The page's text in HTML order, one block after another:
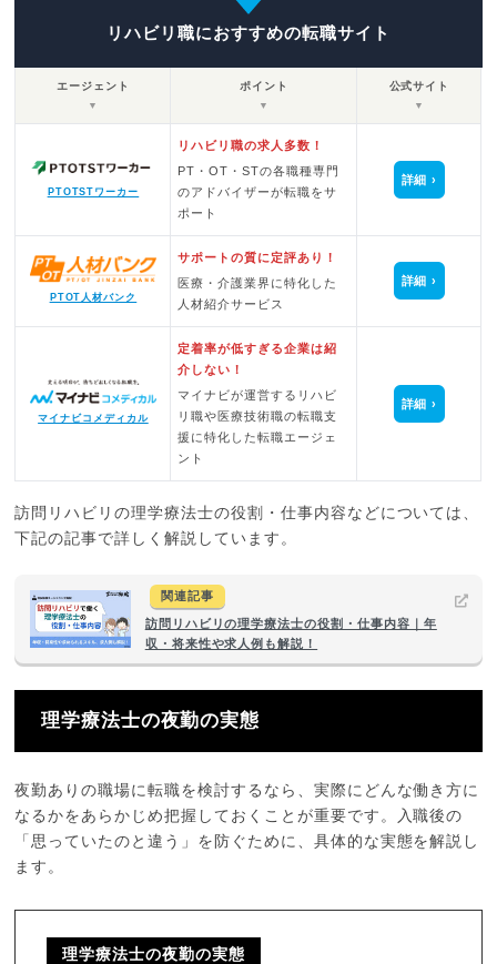
リハビリ職におすすめの転職サイト
エージェント
▼
ポイント
▼
公式サイト
▼
PTOTSTワーカー
リハビリ職の求人多数！
PT・OT・STの各職種専門
のアドバイザーが転職をサ
ポート
詳細
PTOT人材バンク
サポートの質に定評あり！
医療・介護業界に特化した
人材紹介サービス
詳細
マイナビコメディカル
定着率が低すぎる企業は紹
介しない！
マイナビが運営するリハビ
リ職や医療技術職の転職支
援に特化した転職エージェ
ント
詳細
訪問リハビリの理学療法士の役割・仕事内容などについては、
下記の記事で詳しく解説しています。
関連記事
訪問リハビリの理学療法士の役割・仕事内容｜年
収・将来性や求人例も解説！
理学療法士の夜勤の実態
夜勤ありの職場に転職を検討するなら、実際にどんな働き方に
なるかをあらかじめ把握しておくことが重要です。入職後の
「思っていたのと違う」を防ぐために、具体的な実態を解説し
ます。
理学療法士の夜勤の実態